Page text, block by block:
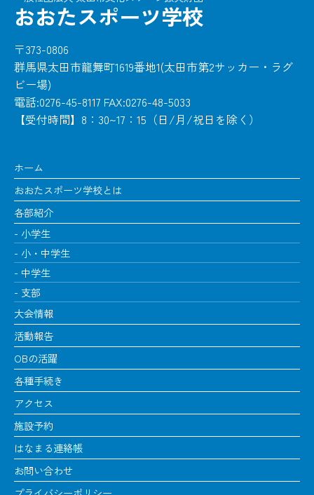
おおたスポーツ学校
〒373-0806
群馬県太田市龍舞町1619番地1(太田市第2サッカー・ラグ
ビー場)
電話:0276-45-8117 FAX:0276-48-5033
【受付時間】8：30~17：15（日/月/祝日を除く）
ホーム
おおたスポーツ学校とは
各部紹介
小学生
小・中学生
中学生
支部
大会情報
活動報告
OBの活躍
各種手続き
アクセス
施設予約
はなまる連絡帳
お問い合わせ